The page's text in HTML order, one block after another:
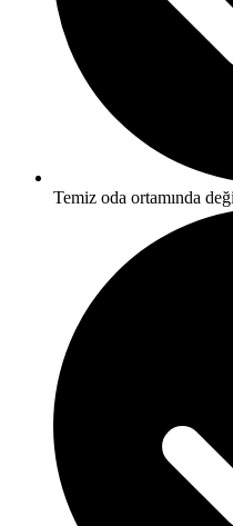
Temiz oda ortamında